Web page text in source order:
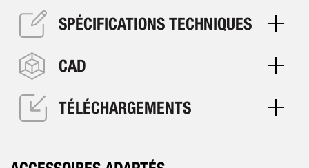
SPÉCIFICATIONS TECHNIQUES
CAD
TÉLÉCHARGEMENTS